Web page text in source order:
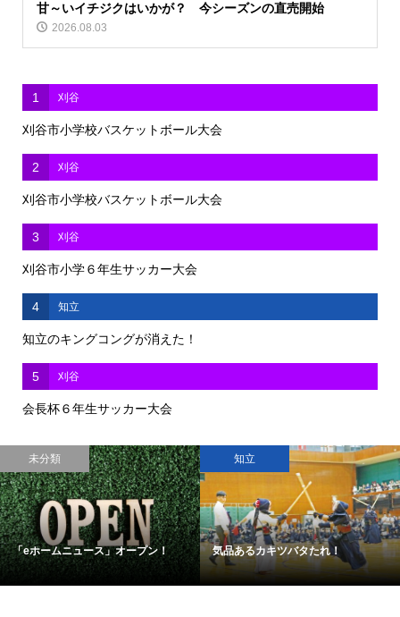
甘～いイチジクはいかが？ 今シーズンの直売開始
2026.08.03
1 刈谷
刈谷市小学校バスケットボール大会
2 刈谷
刈谷市小学校バスケットボール大会
3 刈谷
刈谷市小学６年生サッカー大会
4 知立
知立のキングコングが消えた！
5 刈谷
会長杯６年生サッカー大会
未分類
「eホームニュース」オープン！
知立
気品あるカキツバタたれ！